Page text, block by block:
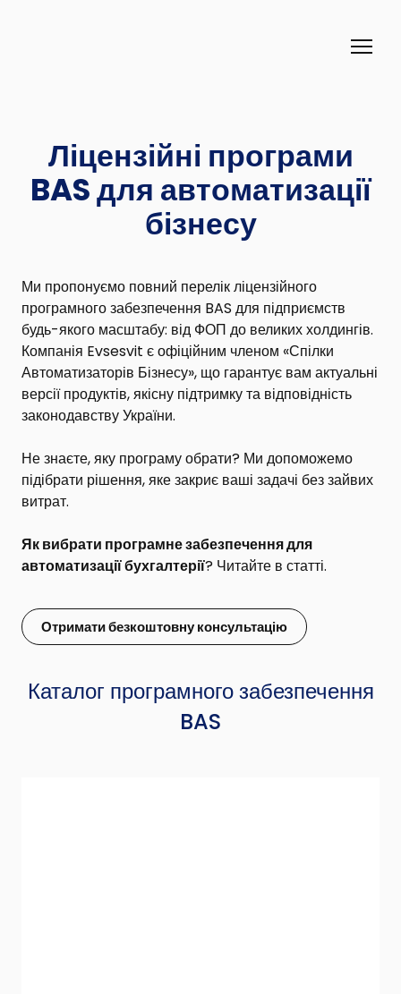
Ліцензійні програми
BAS для автоматизації
бізнесу
Ми пропонуємо повний перелік ліцензійного
програмного забезпечення BAS для підприємств
будь-якого масштабу: від ФОП до великих холдингів.
Компанія Evsesvit є офіційним членом «Спілки
Автоматизаторів Бізнесу», що гарантує вам актуальні
версії продуктів, якісну підтримку та відповідність
законодавству України.
Не знаєте, яку програму обрати? Ми допоможемо
підібрати рішення, яке закриє ваші задачі без зайвих
витрат.
Як вибрати програмне забезпечення для
автоматизації бухгалтерії? Читайте в статті.
Отримати безкоштовну консультацію
Каталог програмного забезпечення
BAS